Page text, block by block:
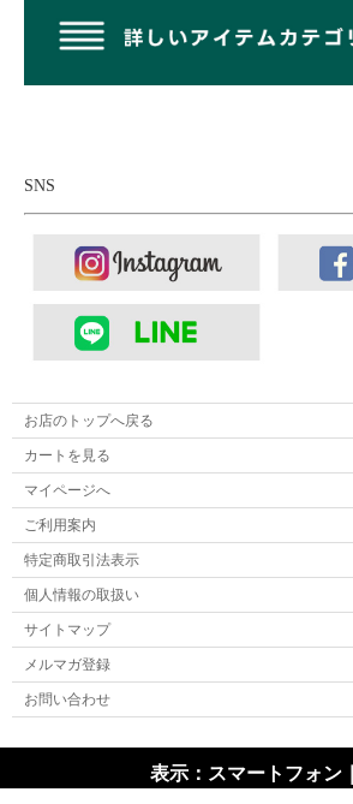
フラットシーマ Tシャツ
MUST
SNS
お店のトップへ戻る
カートを見る
マイページへ
ご利用案内
特定商取引法表示
個人情報の取扱い
サイトマップ
メルマガ登録
お問い合わせ
表示：スマートフォン｜